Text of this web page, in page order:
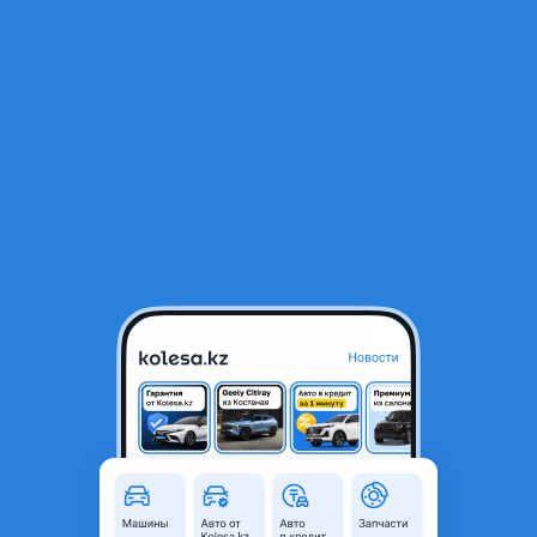
Электроклапан блок клапанов
Алматы, Алматинская